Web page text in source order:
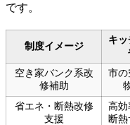
です。
制度イメージ
キッ
空き家バンク系改
修補助
市の
省エネ・断熱改修
支援
高効
断熱